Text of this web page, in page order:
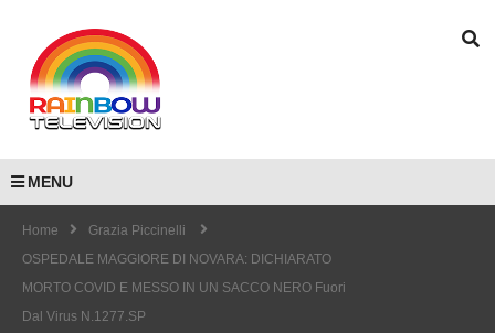
MENU
Home
Grazia Piccinelli
OSPEDALE MAGGIORE DI NOVARA: DICHIARATO
MORTO COVID E MESSO IN UN SACCO NERO Fuori
Dal Virus N.1277.SP